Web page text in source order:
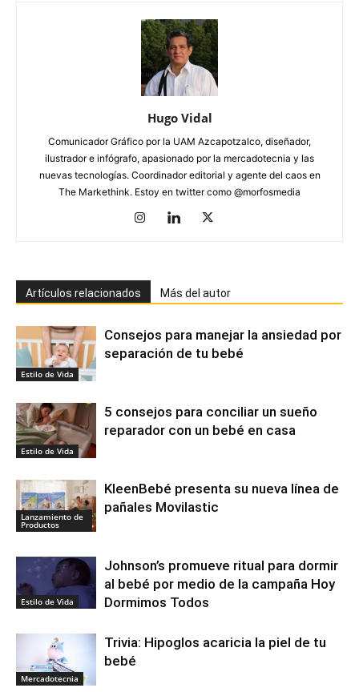
Hugo Vidal
Comunicador Gráfico por la UAM Azcapotzalco, diseñador,
ilustrador e infógrafo, apasionado por la mercadotecnia y las
nuevas tecnologías. Coordinador editorial y agente del caos en
The Markethink. Estoy en twitter como @morfosmedia
Artículos relacionados Más del autor
Estilo de Vida
Consejos para manejar la ansiedad por
separación de tu bebé
Estilo de Vida
5 consejos para conciliar un sueño
reparador con un bebé en casa
Lanzamiento de
Productos
KleenBebé presenta su nueva línea de
pañales Movilastic
Estilo de Vida
Johnson’s promueve ritual para dormir
al bebé por medio de la campaña Hoy
Dormimos Todos
Mercadotecnia
Trivia: Hipoglos acaricia la piel de tu
bebé